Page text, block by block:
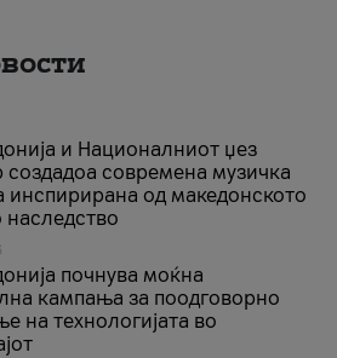
и Националниот џез
создадоа современа музичка
инспирирана од македонското
наследство
почнува моќна
кампања за поодговорно
на технологијата во